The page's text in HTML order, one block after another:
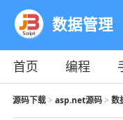
数据管理
首页 编程
教程
平面
源码下载> asp.net源码> 数